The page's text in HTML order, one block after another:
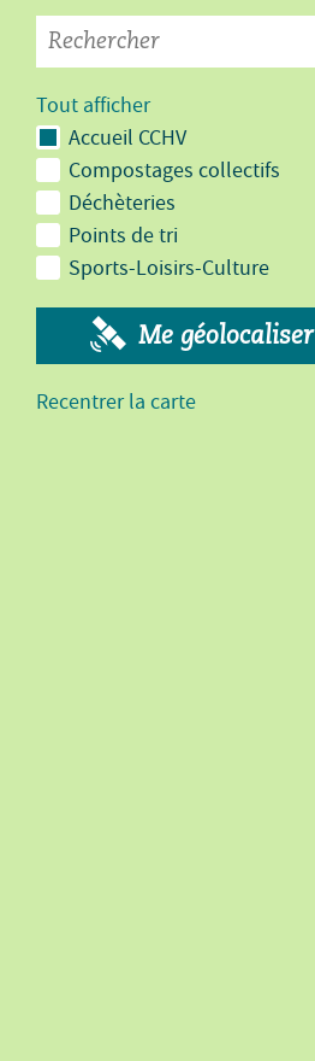
Tout afficher
Accueil CCHV
Compostages collectifs
Déchèteries
Points de tri
Sports-Loisirs-Culture
Me géolocaliser
Recentrer la carte